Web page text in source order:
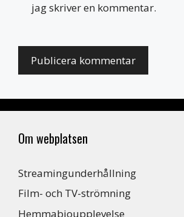
jag skriver en kommentar.
Om webplatsen
Streamingunderhållning
Film- och TV-strömning
Hemmabioupplevelse